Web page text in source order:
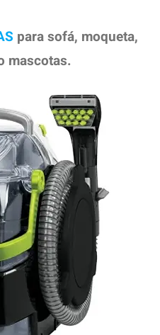
para sofá, moqueta,
mascotas.